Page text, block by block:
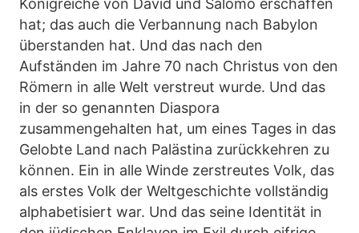
Königreiche von David und Salomo erschaffen
hat; das auch die Verbannung nach Babylon
überstanden hat. Und das nach den
Aufständen im Jahre 70 nach Christus von den
Römern in alle Welt verstreut wurde. Und das
in der so genannten Diaspora
zusammengehalten hat, um eines Tages in das
Gelobte Land nach Palästina zurückkehren zu
können. Ein in alle Winde zerstreutes Volk, das
als erstes Volk der Weltgeschichte vollständig
alphabetisiert war. Und das seine Identität in